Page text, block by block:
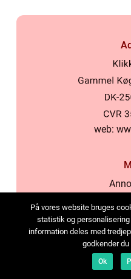
web:
På vores website bruges
statistik og
information deles med
godkender
Ok